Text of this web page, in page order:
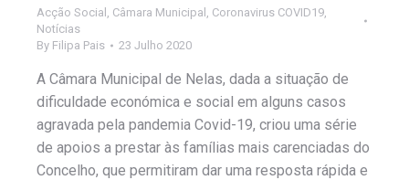
Acção Social Câmara Municipal Coronavirus COVID19
Notícias
By Filipa Pais 23 Julho 2020
A Câmara Municipal de Nelas, dada a situação de
dificuldade económica e social em alguns casos
agravada pela pandemia Covid-19, criou uma série
de apoios a prestar às famílias mais carenciadas do
Concelho, que permitiram dar uma resposta rápida e